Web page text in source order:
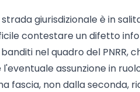
giurisdizionale è in
contestare un difetto
nel quadro del PNRR,
assunzione in
fascia, non dalla seconda,